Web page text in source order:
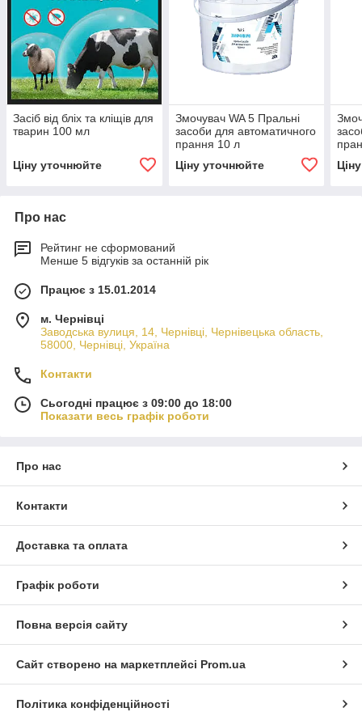
Засіб від бліх та кліщів для
тварин 100 мл
Ціну уточнюйте
Змочувач WA 5 Пральні
засоби для автоматичного
прання 10 л
Ціну уточнюйте
Про нас
Рейтинг не сформований
Менше 5 відгуків за останній рік
Працює з 15.01.2014
м. Чернівці
Заводська вулиця, 14, Чернівці, Чернівецька область,
58000, Чернівці, Україна
Контакти
Сьогодні працює з 09:00 до 18:00
Показати весь графік роботи
Про нас
Контакти
Доставка та оплата
Графік роботи
Повна версія сайту
Сайт створено на маркетплейсі Prom.ua
Політика конфіденційності